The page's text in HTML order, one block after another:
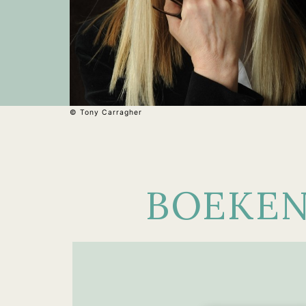
© Tony Carragher